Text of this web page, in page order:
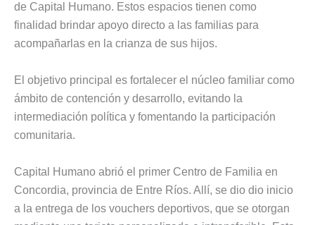
de Capital Humano. Estos espacios tienen como
finalidad brindar apoyo directo a las familias para
acompañarlas en la crianza de sus hijos.
El objetivo principal es fortalecer el núcleo familiar como
ámbito de contención y desarrollo, evitando la
intermediación política y fomentando la participación
comunitaria.
Capital Humano abrió el primer Centro de Familia en
Concordia, provincia de Entre Ríos. Allí, se dio dio inicio
a la entrega de los vouchers deportivos, que se otorgan